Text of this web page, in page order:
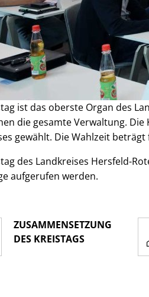
ist das oberste Organ des
die gesamte Verwaltung.
gewählt. Die Wahlzeit beträgt
des Landkreises Hersfeld-
aufgerufen werden.
ZUSAMMENSETZUNG
DES KREISTAGS